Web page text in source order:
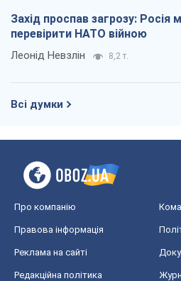
Захід проспав загрозу: Росія
перевірити НАТО війною
Леонід Невзлін 8,2 т.
Всі думки
Про компанію
Правова інформація
Реклама на сайті
Редакційна політика